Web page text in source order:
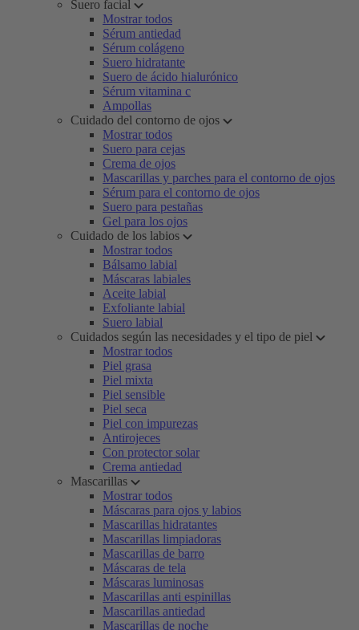
Suero facial
Mostrar todos
Sérum antiedad
Sérum colágeno
Suero hidratante
Suero de ácido hialurónico
Sérum vitamina c
Ampollas
Cuidado del contorno de ojos
Mostrar todos
Suero para cejas
Crema de ojos
Mascarillas y parches para el contorno de ojos
Sérum para el contorno de ojos
Suero para pestañas
Gel para los ojos
Cuidado de los labios
Mostrar todos
Bálsamo labial
Máscaras labiales
Aceite labial
Exfoliante labial
Suero labial
Cuidados según las necesidades y el tipo de piel
Mostrar todos
Piel grasa
Piel mixta
Piel sensible
Piel seca
Piel con impurezas
Antirojeces
Con protector solar
Crema antiedad
Mascarillas
Mostrar todos
Máscaras para ojos y labios
Mascarillas hidratantes
Mascarillas limpiadoras
Mascarillas de barro
Máscaras de tela
Máscaras luminosas
Mascarillas anti espinillas
Mascarillas antiedad
Mascarillas de noche